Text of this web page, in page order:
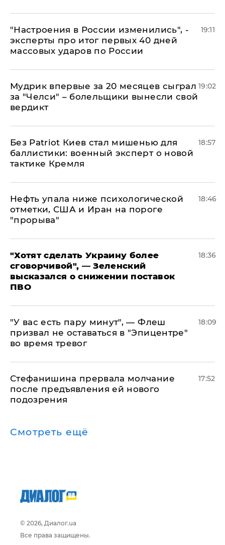
"Настроения в России изменились", -
эксперты про итог первых 40 дней
массовых ударов по России
19:11
Мудрик впервые за 20 месяцев сыграл
за "Челси" – болельщики вынесли свой
вердикт
19:02
​Без Patriot Киев стал мишенью для
баллистики: военный эксперт о новой
тактике Кремля
18:57
Нефть упала ниже психологической
отметки, США и Иран на пороге
"прорыва"
18:46
​"Хотят сделать Украину более
сговорчивой", — Зеленский
высказался о снижении поставок
ПВО
18:36
​"У вас есть пару минут", — Флеш
призвал не оставаться в "Эпицентре"
во время тревог
18:09
Стефанишина прервала молчание
после предъявления ей нового
подозрения
17:52
Смотреть ещё
© 2026, Диалог.ua
Все права защищены.